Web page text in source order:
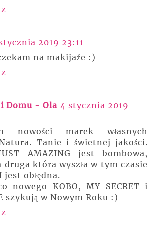
2019 23:11
na makijaźe :)
Domu - Ola 4 stycznia 2019
nowości marek własnych
Tanie i świetnej jakości.
AMAZING jest bombowa,
druga która wyszła w tym czasie
jest obłędna.
nowego KOBO, MY SECRET i
szykują w Nowym Roku :)